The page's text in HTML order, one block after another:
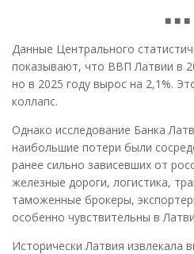
■ ■ ■
Данные Центрального
показывают, что ВВП Латвии в
но в 2025 году вырос на 2,1%.
коллапс.
Однако исследование Банка
наибольшие потери были
ранее сильно зависевших от
железные дороги, логистика,
таможенные брокеры,
особенно чувствительны в
Исторически Латвия извлекала